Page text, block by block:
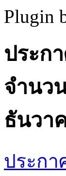
Plugin
ประก
จํานว
ธันวา
ประก